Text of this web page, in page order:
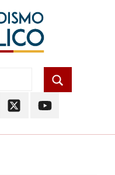
TwitterYoutube